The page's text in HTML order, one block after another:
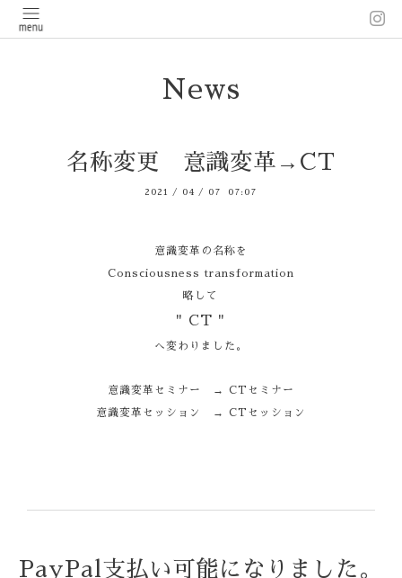
News
名称変更 意識変革→CT
2021 / 04 / 07 07:07
意識変革の名称を
Consciousness transformation
略して
" CT "
へ変わりました。
意識変革セミナー → CTセミナー
意識変革セッション → CTセッション
PayPal支払い可能になりました。